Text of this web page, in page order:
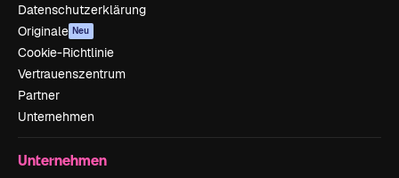
Datenschutzerklärung
Originale Neu
Cookie-Richtlinie
Vertrauenszentrum
Partner
Unternehmen
Unternehmen